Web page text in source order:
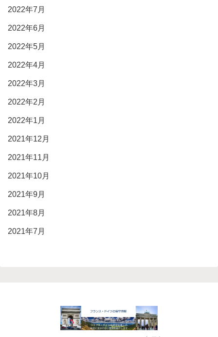
2022年7月
2022年6月
2022年5月
2022年4月
2022年3月
2022年2月
2022年1月
2021年12月
2021年11月
2021年10月
2021年9月
2021年8月
2021年7月